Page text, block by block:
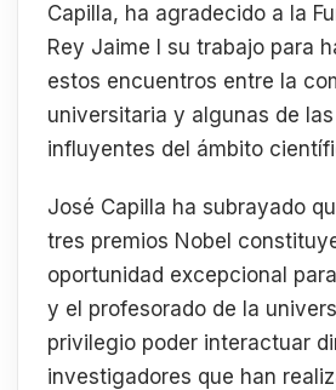
Capilla, ha agradecido a la
Rey Jaime I su trabajo para
estos encuentros entre la
universitaria y algunas de
influyentes del ámbito
José Capilla ha subrayado
tres premios Nobel
oportunidad excepcional
y el profesorado de la
privilegio poder interactuar
investigadores que han